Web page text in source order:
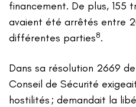
financement. De plus, 155
avaient été arrêtés entre
différentes parties8.
Dans sa résolution 2669
Conseil de Sécurité
hostilités ; demandait la